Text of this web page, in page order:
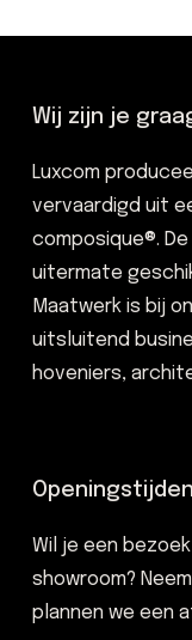
Wij zijn je
Luxcom
vervaardigd uit
composique®.
uitermate
Maatwerk is bij
uitsluitend
hoveniers,
Openingstijden
Wil je een
showroom? Neem
plannen we een